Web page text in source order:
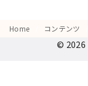
Home コンテンツ
© 2026